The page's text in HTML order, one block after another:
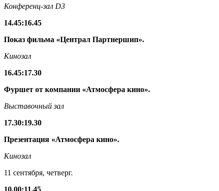
Конференц-зал D3
14.45:16.45
Показ фильма «Централ Партнершип».
Кинозал
16.45:17.30
Фуршет от компании «Атмосфера кино».
Выставочный зал
17.30:19.30
Презентация «Атмосфера кино».
Кинозал
11 сентября, четверг.
10.00:11.45